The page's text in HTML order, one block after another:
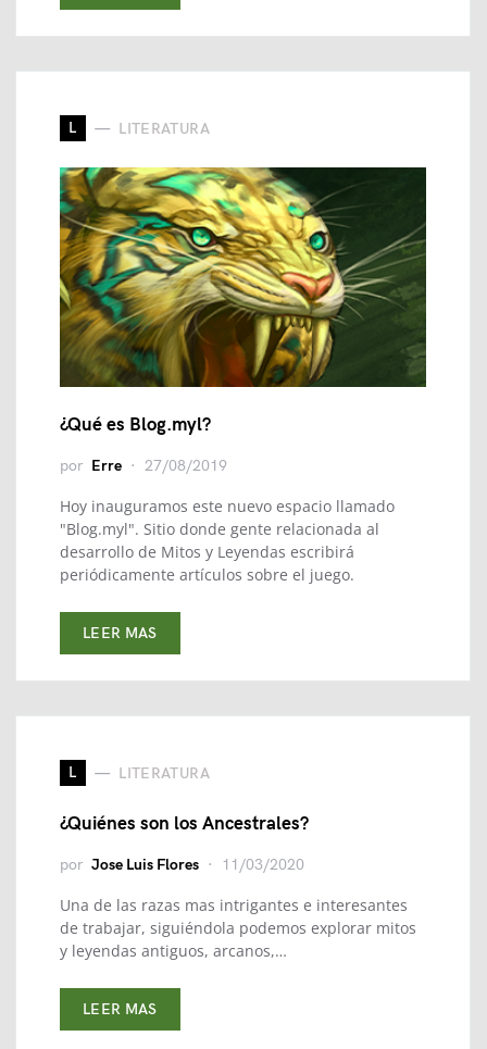
L LITERATURA
¿Qué es Blog.myl?
por Erre 27/08/2019
Hoy inauguramos este nuevo espacio llamado
"Blog.myl". Sitio donde gente relacionada al
desarrollo de Mitos y Leyendas escribirá
periódicamente artículos sobre el juego.
LEER MAS
L LITERATURA
¿Quiénes son los Ancestrales?
por Jose Luis Flores 11/03/2020
Una de las razas mas intrigantes e interesantes
de trabajar, siguiéndola podemos explorar mitos
y leyendas antiguos, arcanos,…
LEER MAS